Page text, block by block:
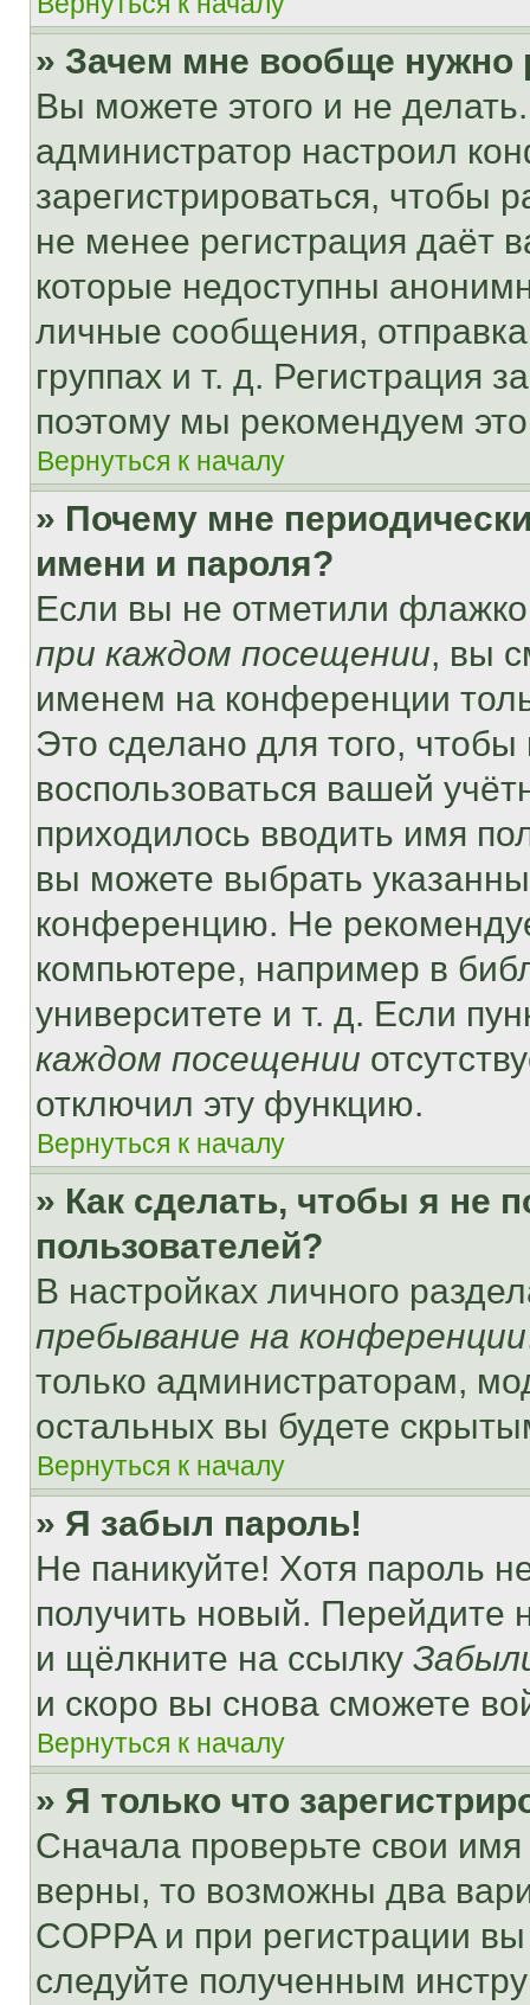
» Зачем мне вообще нужно
Вы можете этого и не
администратор настроил
зарегистрироваться, чтобы
не менее регистрация даёт
которые недоступны
личные сообщения,
группах и т. д. Регистрация
поэтому мы рекомендуем
Вернуться к началу
» Почему мне
имени и пароля?
Если вы не отметили
при каждом посещении, вы
именем на конференции
Это сделано для того, чтобы
воспользоваться вашей
приходилось вводить имя
вы можете выбрать
конференцию. Не
компьютере, например в
университете и т. д. Если
каждом посещении
отключил эту функцию.
Вернуться к началу
» Как сделать, чтобы я не
пользователей?
В настройках личного
пребывание на конференции
только администраторам,
остальных вы будете
Вернуться к началу
» Я забыл пароль!
Не паникуйте! Хотя пароль
получить новый. Перейдите
и щёлкните на ссылку
и скоро вы снова сможете
Вернуться к началу
» Я только что
Сначала проверьте свои
верны, то возможны два
COPPA и при регистрации
следуйте полученным